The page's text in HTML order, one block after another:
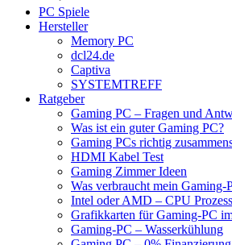
PC Spiele
Hersteller
Memory PC
dcl24.de
Captiva
SYSTEMTREFF
Ratgeber
Gaming PC – Fragen und
Was ist ein guter Gaming PC?
Gaming PCs richtig
HDMI Kabel Test
Gaming Zimmer Ideen
Was verbraucht mein
Intel oder AMD – CPU
Grafikkarten für Gaming-PC
Gaming-PC – Wasserkühlung